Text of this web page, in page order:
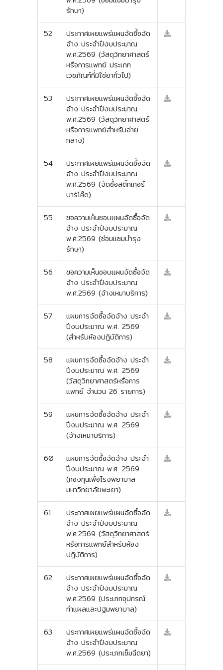
รักษา)
52
ประกาศเผยแพร่แผนจัดซื้อจัด
จ้าง ประจำปีงบประมาณ
พ.ศ.2569 (วัสดุวิทยาศาสตร์
หรือการแพทย์ ประเภท
เวชภัณฑ์ที่มิใช่ยาทั่วไป)
53
ประกาศเผยแพร่แผนจัดซื้อจัด
จ้าง ประจำปีงบประมาณ
พ.ศ.2569 (วัสดุวิทยาศาสตร์
หรือการแพทย์สำหรับจ่าย
กลาง)
54
ประกาศเผยแพร่แผนจัดซื้อจัด
จ้าง ประจำปีงบประมาณ
พ.ศ.2569 (จัดซื้อสติ๊กเกอร์
บาร์โค๊ด)
55
ขอความเห็นชอบแผนจัดซื้อจัด
จ้าง ประจำปีงบประมาณ
พ.ศ.2569 (ซ่อมแซมบำรุง
รักษา)
56
ขอความเห็นชอบแผนจัดซื้อจัด
จ้าง ประจำปีงบประมาณ
พ.ศ.2569 (จ้างเหมาบริการ)
57
แผนการจัดซื้อจัดจ้าง ประจำ
ปีงบประมาณ พ.ศ. 2569
(สำหรับห้องปฏิบัติการ)
58
แผนการจัดซื้อจัดจ้าง ประจำ
ปีงบประมาณ พ.ศ. 2569
(วัสดุวิทยาศาสตร์หรือการ
แพทย์ จำนวน 26 รายการ)
59
แผนการจัดซื้อจัดจ้าง ประจำ
ปีงบประมาณ พ.ศ. 2569
(จ้างเหมาบริการ)
60
แผนการจัดซื้อจัดจ้าง ประจำ
ปีงบประมาณ พ.ศ. 2569
(กองทุนเพื่อโรงพยาบาล
มหาวิทยาลัยพะเยา)
61
ประกาศเผยแพร่แผนจัดซื้อจัด
จ้าง ประจำปีงบประมาณ
พ.ศ.2569 (วัสดุวิทยาศาสตร์
หรือการแพทย์สำหรับห้อง
ปฎิบัติการ)
62
ประกาศเผยแพร่แผนจัดซื้อจัด
จ้าง ประจำปีงบประมาณ
พ.ศ.2569 (ประเภทอุปกรณ์
ทำแผลและปฐมพยาบาล)
63
ประกาศเผยแพร่แผนจัดซื้อจัด
จ้าง ประจำปีงบประมาณ
พ.ศ.2569 (ประเภทเข็มฉีดยา)